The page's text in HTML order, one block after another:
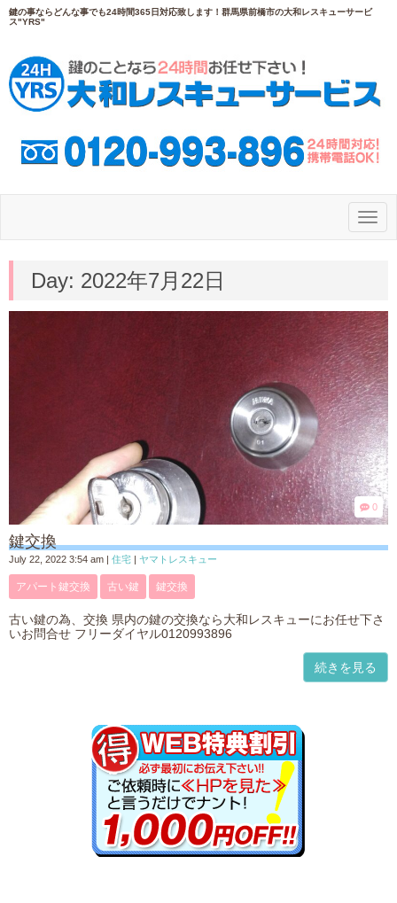
鍵の事ならどんな事でも24時間365日対応致します！群馬県前橋市の大和レスキューサービ
ス"YRS"
N
a
o
n
Day: 2022年7月22日
0
鍵交換
July 22, 2022 3:54 am | 住宅 | ヤマトレスキュー
アパート鍵交換 古い鍵 鍵交換
古い鍵の為、交換 県内の鍵の交換なら大和レスキューにお任せ下さ
いお問合せ フリーダイヤル0120993896
続きを見る